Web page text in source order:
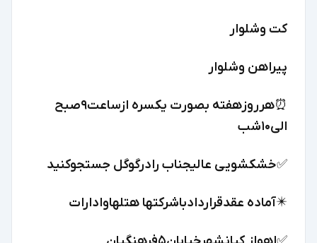
کت وشلوار
پیراهن وشلوار
⏰️هرروزهفته بصورت یکسره ازساعت۹صبح
الی۱۰شب
✅️خشکشویی عالیجناب رادرگوگل جستجوکنید
✴️آماده عقدقراردادباشرکتها هتلهاوادارات